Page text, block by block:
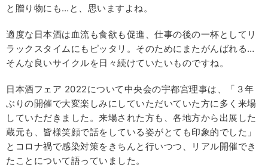
と贈り物にも…と、思いますよね。
適度な日本酒は血流も食欲も促進、仕事の後の一杯としてリ
ラックスタイムにもピッタリ。そのためにまたがんばれる…
そんな良いサイクルを日々続けていたいものですね。
日本酒フェア 2022について中央会の宇都宮理事は、「３年
ぶりの開催で大変楽しみにしていただいていた方に多く来場
していただきました。来場された方も、各地方から出展した
蔵元も、皆様笑顔で話をしている姿がとても印象的でした」
とコロナ禍で感染対策をきちんと行いつつ、リアル開催でき
たことについて語っていました。